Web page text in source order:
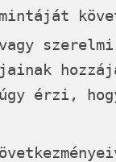
mintáját
szerelmi
érzi,